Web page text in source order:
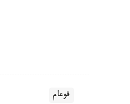
قوعام